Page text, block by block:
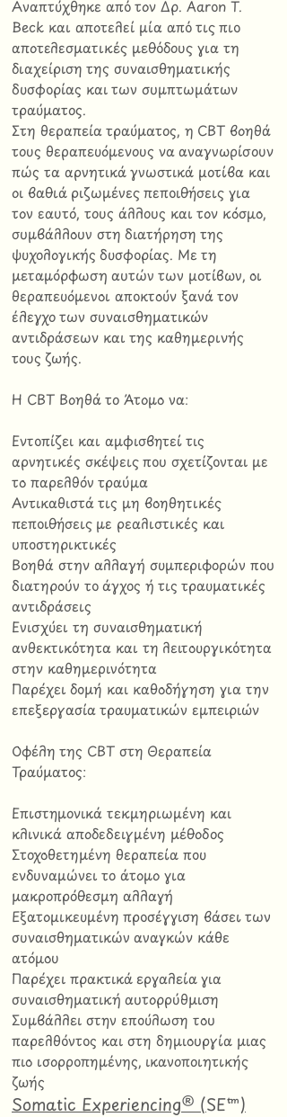
Αναπτύχθηκε από τον Δρ. Aaron T.
Beck και αποτελεί μία από τις πιο
αποτελεσματικές μεθόδους για τη
διαχείριση της συναισθηματικής
δυσφορίας και των συμπτωμάτων
τραύματος.
Στη θεραπεία τραύματος, η CBT βοηθά
τους θεραπευόμενους να αναγνωρίσουν
πώς τα αρνητικά γνωστικά μοτίβα και
οι βαθιά ριζωμένες πεποιθήσεις για
τον εαυτό, τους άλλους και τον κόσμο,
συμβάλλουν στη διατήρηση της
ψυχολογικής δυσφορίας. Με τη
μεταμόρφωση αυτών των μοτίβων, οι
θεραπευόμενοι αποκτούν ξανά τον
έλεγχο των συναισθηματικών
αντιδράσεων και της καθημερινής
τους ζωής.
Η CBT Βοηθά το Άτομο να:
Εντοπίζει και αμφισβητεί τις
αρνητικές σκέψεις που σχετίζονται με
το παρελθόν τραύμα
Αντικαθιστά τις μη βοηθητικές
πεποιθήσεις με ρεαλιστικές και
υποστηρικτικές
Βοηθά στην αλλαγή συμπεριφορών που
διατηρούν το άγχος ή τις τραυματικές
αντιδράσεις
Ενισχύει τη συναισθηματική
ανθεκτικότητα και τη λειτουργικότητα
στην καθημερινότητα
Παρέχει δομή και καθοδήγηση για την
επεξεργασία τραυματικών εμπειριών
Οφέλη της CBT στη Θεραπεία
Τραύματος:
Επιστημονικά τεκμηριωμένη και
κλινικά αποδεδειγμένη μέθοδος
Στοχοθετημένη θεραπεία που
ενδυναμώνει το άτομο για
μακροπρόθεσμη αλλαγή
Εξατομικευμένη προσέγγιση βάσει των
συναισθηματικών αναγκών κάθε
ατόμου
Παρέχει πρακτικά εργαλεία για
συναισθηματική αυτορρύθμιση
Συμβάλλει στην επούλωση του
παρελθόντος και στη δημιουργία μιας
πιο ισορροπημένης, ικανοποιητικής
ζωής
Somatic Experiencing® (SE™)